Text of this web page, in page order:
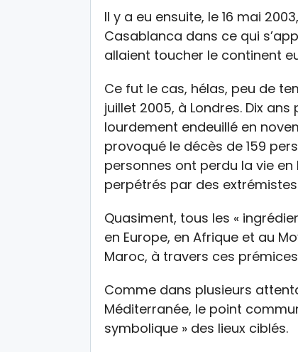
Il y a eu ensuite, le 16 mai
Casablanca dans ce qui
allaient toucher le continent
Ce fut le cas, hélas, peu de
juillet 2005, à Londres. Dix
lourdement endeuillé en
provoqué le décès de 159
personnes ont perdu la vie
perpétrés par des
Quasiment, tous les «
en Europe, en Afrique et au
Maroc, à travers ces
Comme dans plusieurs
Méditerranée, le point
symbolique » des lieux ciblés.